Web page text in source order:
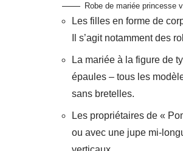
Robe de mariée princesse
Les filles en forme de
Il s’agit notamment des
La mariée à la figure de
épaules – tous les
sans bretelles.
Les propriétaires de «
ou avec une jupe mi-